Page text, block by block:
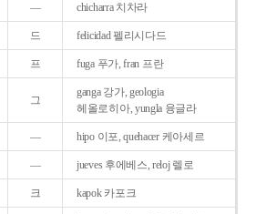
― chicharra 치차라
드 felicidad 펠리시다드
프 fuga 푸가, fran 프란
그
ganga 강가, geologia
헤올로히아, yungla 융글라
― hipo 이포, quehacer 케아세르
― jueves 후에베스, reloj 렐로
크 kapok 카포크